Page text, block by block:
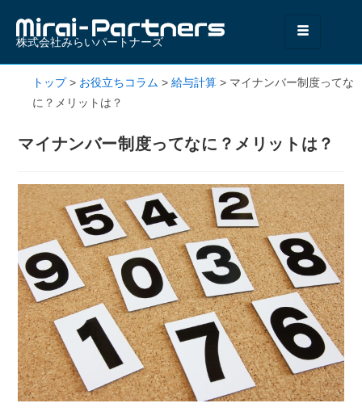
株式会社みらいパートナーズ
トップ> お役立ちコラム > 給与計算 > マイナンバー制度ってな
に？メリットは？
マイナンバー制度ってなに？メリットは？